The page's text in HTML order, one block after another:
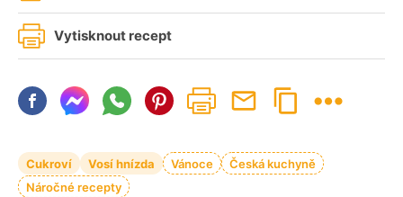
Vytisknout recept
Cukroví Vosí hnízda Vánoce
Česká kuchyně
Náročné recepty